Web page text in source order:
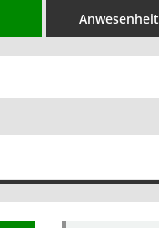
Anwesenheit